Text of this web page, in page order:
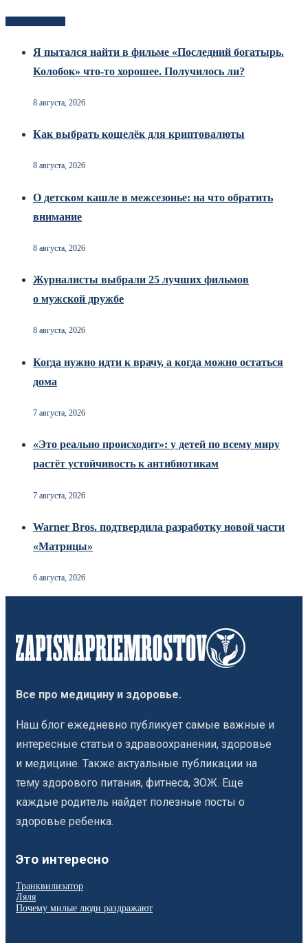
Я пытался найти в фильме «Последний богатырь.
Колобок» что-то хорошее. Получилось ли?
8 августа, 2026
Как выбрать кошелёк для криптовалюты
8 августа, 2026
О детском кашле в межсезонье: на что обратить
внимание
8 августа, 2026
Журналисты выбрали 25 лучших фильмов
о мужской дружбе
8 августа, 2026
Когда нужно идти к врачу, а когда можно остаться
дома
7 августа, 2026
«Это реально происходит»: у детей по всему миру
растёт устойчивость к антибиотикам
7 августа, 2026
Warner Bros. подтвердила разработку новой части
«Матрицы»
6 августа, 2026
Все про медицину и здоровье.
Наш блог ежедневно публикует самые важные и
интересные статьи о здравоохранении, здоровье
и медицине. Также актуальные публикации на
тему здорового питания, фитнеса, ЗОЖ. Еще
каждые родитель найдет полезные посты о
здоровье ребенка.
Это интересно
Транквилизатор
Ляля
Почему милые люди раздражают